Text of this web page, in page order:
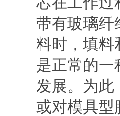
带有玻璃纤
料时，填料
是正常的一
发展。为此
或对模具型